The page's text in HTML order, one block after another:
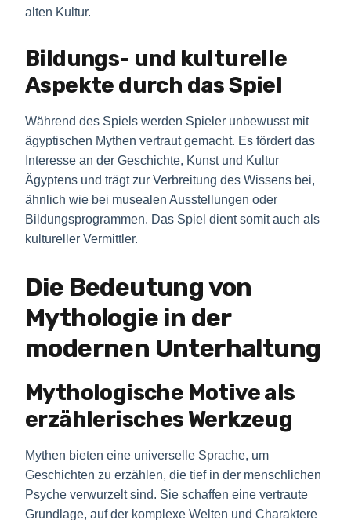
alten Kultur.
Bildungs- und kulturelle
Aspekte durch das Spiel
Während des Spiels werden Spieler unbewusst mit
ägyptischen Mythen vertraut gemacht. Es fördert das
Interesse an der Geschichte, Kunst und Kultur
Ägyptens und trägt zur Verbreitung des Wissens bei,
ähnlich wie bei musealen Ausstellungen oder
Bildungsprogrammen. Das Spiel dient somit auch als
kultureller Vermittler.
Die Bedeutung von
Mythologie in der
modernen Unterhaltung
Mythologische Motive als
erzählerisches Werkzeug
Mythen bieten eine universelle Sprache, um
Geschichten zu erzählen, die tief in der menschlichen
Psyche verwurzelt sind. Sie schaffen eine vertraute
Grundlage, auf der komplexe Welten und Charaktere